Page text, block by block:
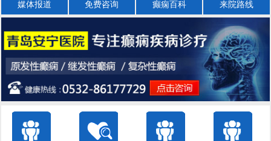
媒体报道 免费咨询 癫痫百科 来院路线